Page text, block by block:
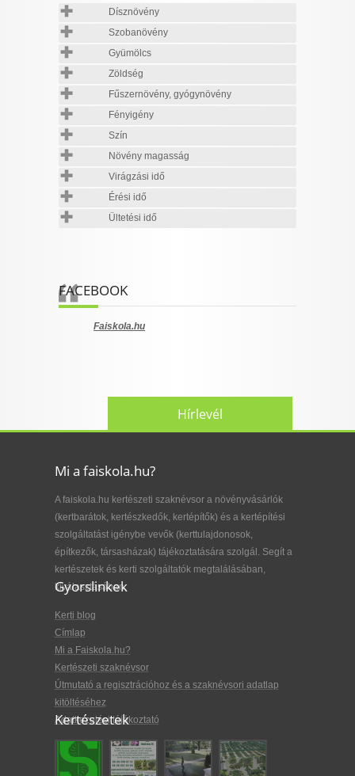
Dísznövény
Szobanövény
Gyümölcs
Zöldség
Fűszernövény, gyógynövény
Fényigény
Szín
Növény magasság
Virágzási idő
Érési idő
Ültetési idő
FACEBOOK
Faiskola.hu
Hírlevél
Mi a faiskola.hu?
A faiskola.hu kertészeti szaknévsor a növényvásárlók
(kertbarátok, kertészkedők, kertépítők) és a kertépítési
szolgáltatást igénybe vevők (kerttulajdonosok,
építkezők, társasházak) tájékoztatására szolgál. Segít a
kertészetek és kerti szolgáltatók megtalálásában,
kiválasztásában.
Gyorslinkek
Kerti blog
Címlap
Mi a Faiskola.hu?
Kertészeti szaknévsor
Útmutató a regisztrációhoz és a szaknévsori adatlap
kitöltéséhez
Adatkezelési tájékoztató
Kertészetek